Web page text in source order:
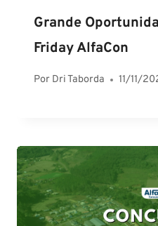
Grande
Friday AlfaCon
Por Dri Taborda 11/11/